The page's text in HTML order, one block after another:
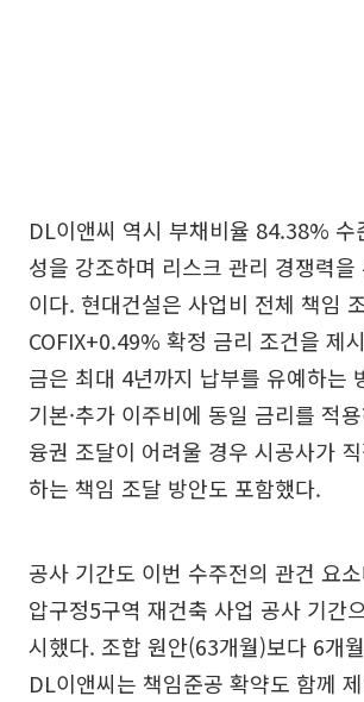
DL이앤씨 역시 부채비율 84.38% 수
성을 강조하며 리스크 관리 경쟁력을
이다. 현대건설은 사업비 전체 책임
COFIX+0.49% 확정 금리 조건을 제
금은 최대 4년까지 납부를 유예하는
기본·추가 이주비에 동일 금리를 적
융권 조달이 어려울 경우 시공사가
하는 책임 조달 방안도 포함했다.
공사 기간도 이번 수주전의 관건 요
압구정5구역 재건축 사업 공사 기간
시했다. 조합 원안(63개월)보다 6개
DL이앤씨는 책임준공 확약도 함께